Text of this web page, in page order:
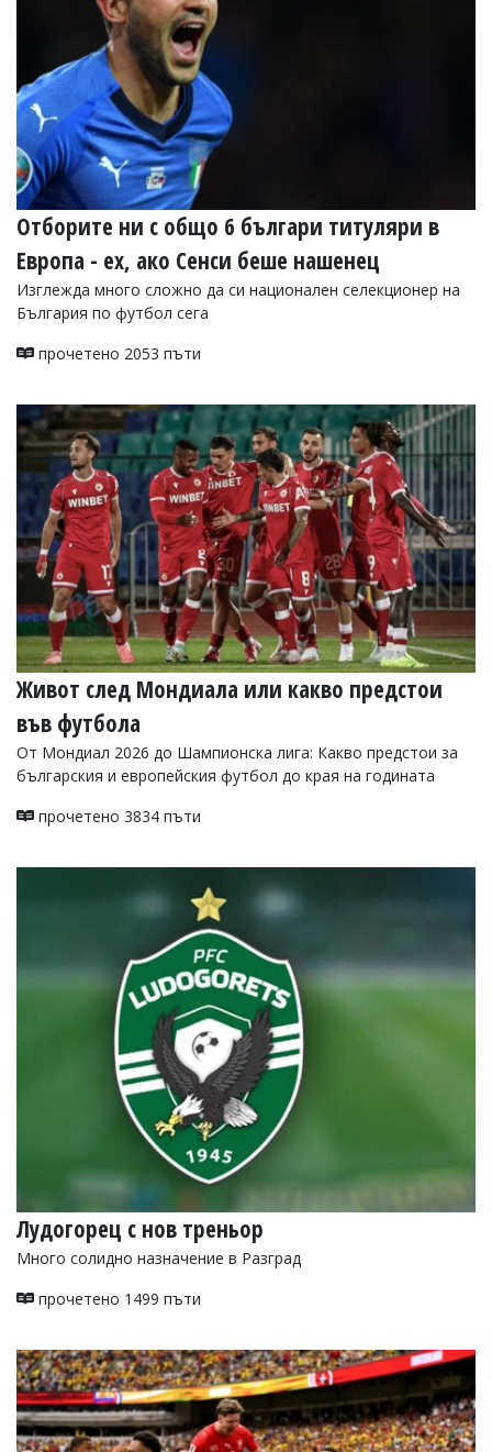
РАЗСЛЕДВАНЕ
БИЗНЕС
ЮГ
Управители:
Веселин
Василев,
email:
v.vasilev@flagman.bg
Катя
Касабова,
Иван
Колев,
email:
office@flagman.bg
Коментарите
под
статиите
се
въвеждат
от
читателите
и
редакцията
не
отговорност
за
тях!
откриете
обиден
вас
Отборите ни с общо 6 българи титуляри в
Европа - ех, ако Сенси беше нашенец
Изглежда много сложно да си национален селекционер на
България по футбол сега
прочетено 2053 пъти
Живот след Мондиала или какво предстои
във футбола
От Мондиал 2026 до Шампионска лига: Какво предстои за
българския и европейския футбол до края на годината
прочетено 3834 пъти
Лудогорец с нов треньор
Много солидно назначение в Разград
прочетено 1499 пъти